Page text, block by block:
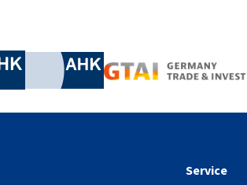
Industrie- und Handelskammer
Industrie- und Handelskammer
AHK.de
Service